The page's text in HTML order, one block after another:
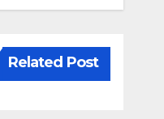
Related Post